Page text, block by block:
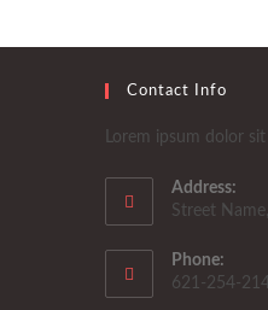
Contact Info
Lorem ipsum dolor
Address:
Street
Phone:
621-254-